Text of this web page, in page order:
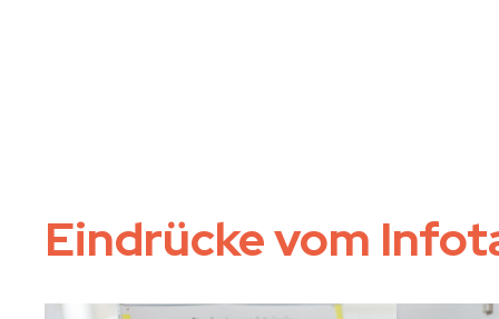
Eindrücke vom